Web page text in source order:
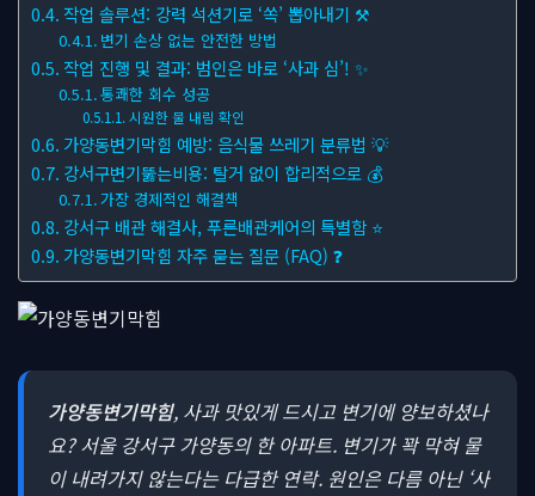
작업 솔루션: 강력 석션기로 ‘쏙’ 뽑아내기 ⚒
변기 손상 없는 안전한 방법
작업 진행 및 결과: 범인은 바로 ‘사과 심’! ✨
통쾌한 회수 성공
시원한 물 내림 확인
가양동변기막힘 예방: 음식물 쓰레기 분류법 💡
강서구변기뚫는비용: 탈거 없이 합리적으로 💰
가장 경제적인 해결책
강서구 배관 해결사, 푸른배관케어의 특별함 ⭐
가양동변기막힘 자주 묻는 질문 (FAQ) ❓
가양동변기막힘, 사과 맛있게 드시고 변기에 양보하셨나
요? 서울 강서구 가양동의 한 아파트. 변기가 꽉 막혀 물
이 내려가지 않는다는 다급한 연락. 원인은 다름 아닌 ‘사